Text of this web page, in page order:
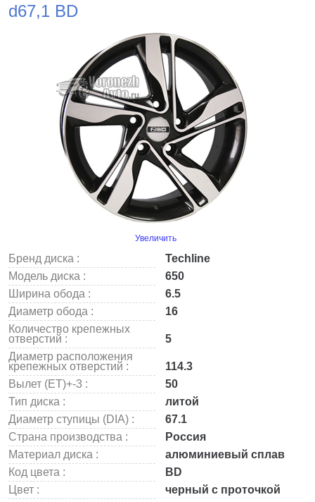
d67,1 BD
Увеличить
Бренд диска :
Techline
Модель диска :
650
Ширина обода :
6.5
Диаметр обода :
16
Количество крепежных
отверстий :
5
Диаметр расположения
крепежных отверстий :
114.3
Вылет (ET)+-3 :
50
Тип диска :
литой
Диаметр ступицы (DIA) :
67.1
Страна производства :
Россия
Материал диска :
алюминиевый сплав
Код цвета :
BD
Цвет :
черный с проточкой